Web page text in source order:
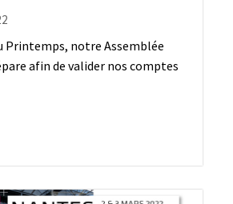
Printemps, notre Assemblée
afin de valider nos comptes